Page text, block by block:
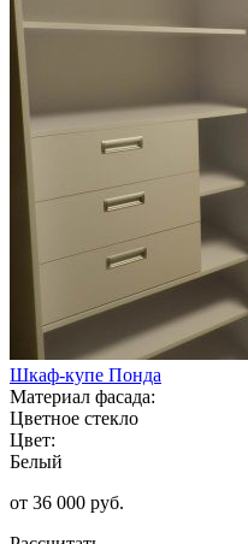
Шкаф-купе Понда
Материал фасада:
Цветное стекло
Цвет:
Белый
от 36 000 руб.